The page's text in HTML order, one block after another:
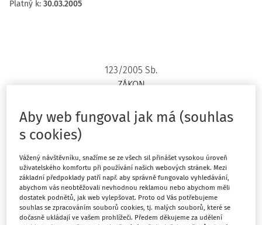
Platný k: 30.03.2005
123/2005 Sb.
ZÁKON
kterým se mění zákon č. 48/1997 Sb., o veřejném
zdravotním pojištění a o změně a doplnění některých
souvisejících zákonů, ve znění pozdějších předpisů, a
zákon č. 592/1992 Sb., o pojistném na všeobecné zdravotní
pojištění, ve znění pozdějších předpisů
Parlament se usnesl na tomto zákoně České republiky:
Aby web fungoval jak má (souhlas
s cookies)
Vážený návštěvníku, snažíme se ze všech sil přinášet vysokou úroveň
uživatelského komfortu při používání našich webových stránek. Mezi
základní předpoklady patří např. aby správně fungovalo vyhledávání,
abychom vás neobtěžovali nevhodnou reklamou nebo abychom měli
dostatek podnětů, jak web vylepšovat. Proto od Vás potřebujeme
souhlas se zpracováním souborů cookies, tj. malých souborů, které se
dočasně ukládají ve vašem prohlížeči. Předem děkujeme za udělení